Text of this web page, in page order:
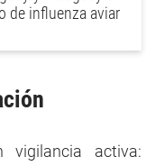
de influenza aviar
vigilancia activa: